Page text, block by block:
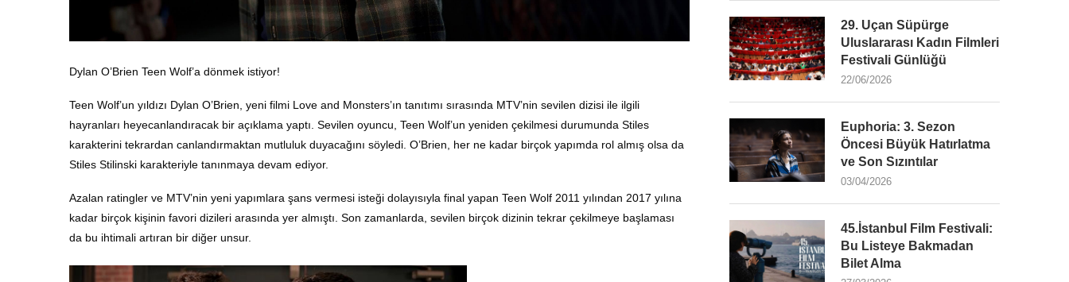
Dylan O’Brien Teen Wolf’a dönmek istiyor!
Teen Wolf’un yıldızı Dylan O’Brien, yeni filmi Love and Monsters’ın tanıtımı sırasında MTV’nin sevilen dizisi ile ilgili
hayranları heyecanlandıracak bir açıklama yaptı. Sevilen oyuncu, Teen Wolf’un yeniden çekilmesi durumunda Stiles
karakterini tekrardan canlandırmaktan mutluluk duyacağını söyledi. O’Brien, her ne kadar birçok yapımda rol almış olsa da
Stiles Stilinski karakteriyle tanınmaya devam ediyor.
Azalan ratingler ve MTV’nin yeni yapımlara şans vermesi isteği dolayısıyla final yapan Teen Wolf 2011 yılından 2017 yılına
kadar birçok kişinin favori dizileri arasında yer almıştı. Son zamanlarda, sevilen birçok dizinin tekrar çekilmeye başlaması
da bu ihtimali artıran bir diğer unsur.
29. Uçan Süpürge
Uluslararası Kadın Filmleri
Festivali Günlüğü
22/06/2026
Euphoria: 3. Sezon
Öncesi Büyük Hatırlatma
ve Son Sızıntılar
03/04/2026
45.İstanbul Film Festivali:
Bu Listeye Bakmadan
Bilet Alma